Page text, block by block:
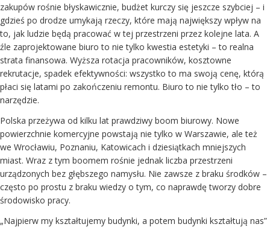
zakupów rośnie błyskawicznie, budżet kurczy się jeszcze szybciej – i
gdzieś po drodze umykają rzeczy, które mają największy wpływ na
to, jak ludzie będą pracować w tej przestrzeni przez kolejne lata. A
źle zaprojektowane biuro to nie tylko kwestia estetyki – to realna
strata finansowa. Wyższa rotacja pracowników, kosztowne
rekrutacje, spadek efektywności: wszystko to ma swoją cenę, którą
płaci się latami po zakończeniu remontu. Biuro to nie tylko tło – to
narzędzie.
Polska przeżywa od kilku lat prawdziwy boom biurowy. Nowe
powierzchnie komercyjne powstają nie tylko w Warszawie, ale też
we Wrocławiu, Poznaniu, Katowicach i dziesiątkach mniejszych
miast. Wraz z tym boomem rośnie jednak liczba przestrzeni
urządzonych bez głębszego namysłu. Nie zawsze z braku środków –
często po prostu z braku wiedzy o tym, co naprawdę tworzy dobre
środowisko pracy.
„Najpierw my kształtujemy budynki, a potem budynki kształtują nas”